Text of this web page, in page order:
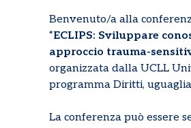
Benvenuto/a alla
“ECLIPS: Sviluppare
approccio trauma-
organizzata dalla UCLL
programma Diritti,
La conferenza può essere